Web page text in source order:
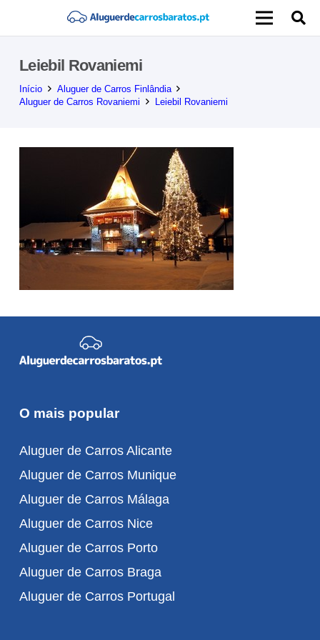
Leiebil Rovaniemi
Início
Aluguer de Carros Finlândia
Aluguer de Carros Rovaniemi
Leiebil Rovaniemi
O mais popular
Aluguer de Carros Alicante
Aluguer de Carros Munique
Aluguer de Carros Málaga
Aluguer de Carros Nice
Aluguer de Carros Porto
Aluguer de Carros Braga
Aluguer de Carros Portugal